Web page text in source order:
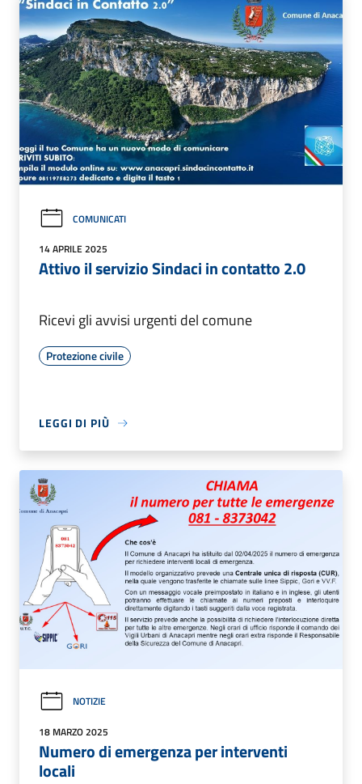
COMUNICATI
14 APRILE 2025
Attivo il servizio Sindaci in contatto 2.0
Ricevi gli avvisi urgenti del comune
Protezione civile
LEGGI DI PIÙ
NOTIZIE
18 MARZO 2025
Numero di emergenza per interventi
locali